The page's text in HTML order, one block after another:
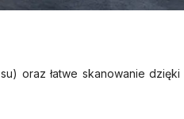
oraz łatwe skanowanie dzięki